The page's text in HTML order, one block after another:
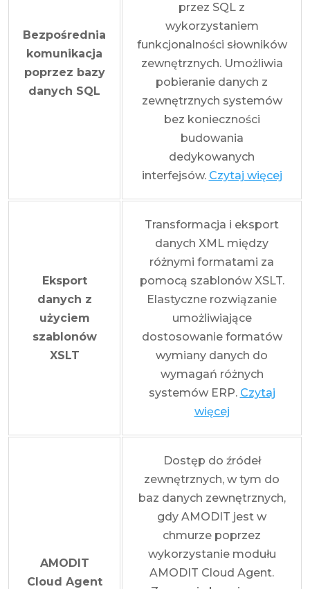
Bezpośrednia
komunikacja
poprzez bazy
danych SQL
przez SQL z
wykorzystaniem
funkcjonalności słowników
zewnętrznych. Umożliwia
pobieranie danych z
zewnętrznych systemów
bez konieczności
budowania
dedykowanych
interfejsów. Czytaj więcej
Eksport
danych z
użyciem
szablonów
XSLT
Transformacja i eksport
danych XML między
różnymi formatami za
pomocą szablonów XSLT.
Elastyczne rozwiązanie
umożliwiające
dostosowanie formatów
wymiany danych do
wymagań różnych
systemów ERP. Czytaj
więcej
AMODIT
Cloud Agent
Dostęp do źródeł
zewnętrznych, w tym do
baz danych zewnętrznych,
gdy AMODIT jest w
chmurze poprzez
wykorzystanie modułu
AMODIT Cloud Agent.